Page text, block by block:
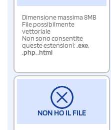
Dimensione massima 8MB
File possibilmente
vettoriale
Non sono consentite
queste estensioni:.exe,
.php,.html
NON HO IL FILE